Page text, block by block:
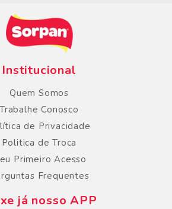
Institucional
Quem Somos
Trabalhe Conosco
de Privacidade
Politica de Troca
Primeiro Acesso
Frequentes
já nosso APP